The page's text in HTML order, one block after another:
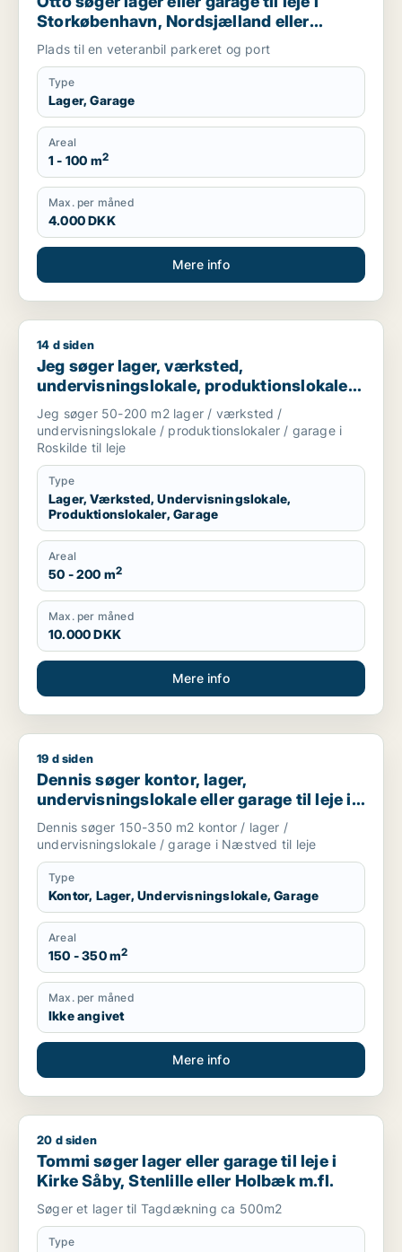
Storkøbenhavn, Nordsjælland eller
Region Sjælland
Plads til en veteranbil parkeret og port
Type
Lager, Garage
Areal
1 - 100 m2
Max. per måned
4.000 DKK
Mere info
Jeg søger lager, værksted, undervisningslokale,
14 d siden
Jeg søger lager, værksted,
undervisningslokale, produktionslokaler
eller garage til leje i Roskilde
Jeg søger 50-200 m2 lager / værksted /
undervisningslokale / produktionslokaler / garage i
Roskilde til leje
Type
Lager, Værksted, Undervisningslokale,
Produktionslokaler, Garage
Areal
50 - 200 m2
Max. per måned
10.000 DKK
Mere info
Dennis søger kontor, lager, undervisningslokale eller
19 d siden
Dennis søger kontor, lager,
undervisningslokale eller garage til leje i
Næstved
Dennis søger 150-350 m2 kontor / lager /
undervisningslokale / garage i Næstved til leje
Type
Kontor, Lager, Undervisningslokale, Garage
Areal
150 - 350 m2
Max. per måned
Ikke angivet
Mere info
Tommi søger lager eller garage til leje i Kirke Såby, Stenlille
20 d siden
Tommi søger lager eller garage til leje i
Kirke Såby, Stenlille eller Holbæk m.fl.
Søger et lager til Tagdækning ca 500m2
Type